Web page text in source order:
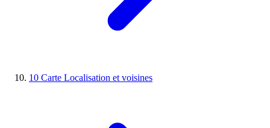
10 Carte Localisation et voisines